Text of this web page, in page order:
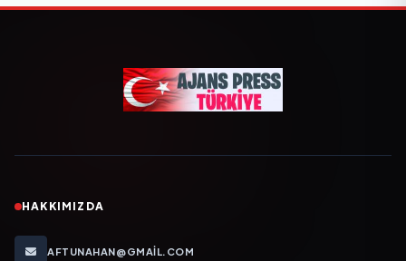
HAKKIMIZDA
AFTUNAHAN@GMAIL.COM